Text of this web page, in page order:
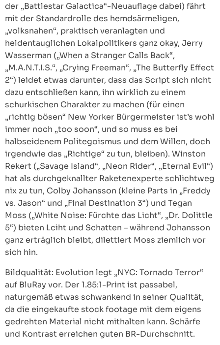
der „Battlestar Galactica“-Neuauflage dabei) fährt
mit der Standardrolle des hemdsärmeligen,
„volksnahen“, praktisch veranlagten und
heldentauglichen Lokalpolitikers ganz okay, Jerry
Wasserman („When a Stranger Calls Back“,
„M.A.N.T.I.S.“, „Crying Freeman“, „The Butterfly Effect
2“) leidet etwas darunter, dass das Script sich nicht
dazu entschließen kann, ihn wirklich zu einem
schurkischen Charakter zu machen (für einen
„richtig bösen“ New Yorker Bürgermeister ist’s wohl
immer noch „too soon“, und so muss es bei
halbseidenem Politegoismus und dem Willen, doch
irgendwie das „Richtige“ zu tun, bleiben). Winston
Rekert („Savage Island“, „Neon Rider“, „Eternal Evil“)
hat als durchgeknallter Raketenexperte schlichtweg
nix zu tun, Colby Johansson (kleine Parts in „Freddy
vs. Jason“ und „Final Destination 3“) und Tegan
Moss („White Noise: Fürchte das Licht“, „Dr. Dolittle
5“) bieten Lciht und Schatten – während Johansson
ganz erträglich bleibt, dilettiert Moss ziemlich vor
sich hin.
Bildqualität: Evolution legt „NYC: Tornado Terror“
auf BluRay vor. Der 1.85:1-Print ist passabel,
naturgemäß etwas schwankend in seiner Qualität,
da die eingekaufte stock footage mit dem eigens
gedrehten Material nicht mithalten kann. Schärfe
und Kontrast erreichen guten BR-Durchschnitt.